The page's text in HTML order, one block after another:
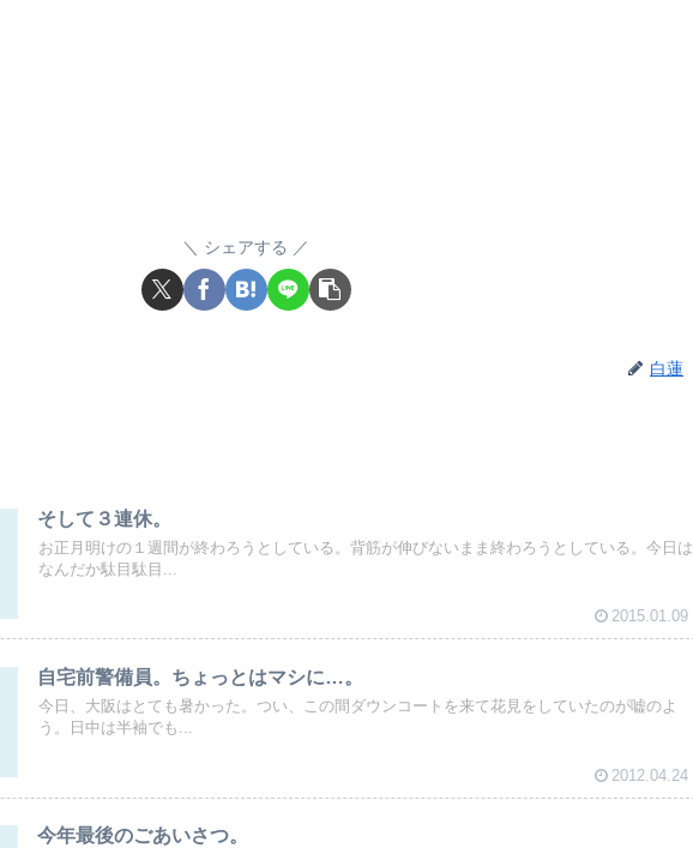
シェアする
白蓮
そして３連休。
お正月明けの１週間が終わろうとしている。背筋が伸びないまま終わろうとしている。今日は
なんだか駄目駄目...
2015.01.09
自宅前警備員。ちょっとはマシに…。
今日、大阪はとても暑かった。つい、この間ダウンコートを来て花見をしていたのが嘘のよ
う。日中は半袖でも...
2012.04.24
今年最後のごあいさつ。